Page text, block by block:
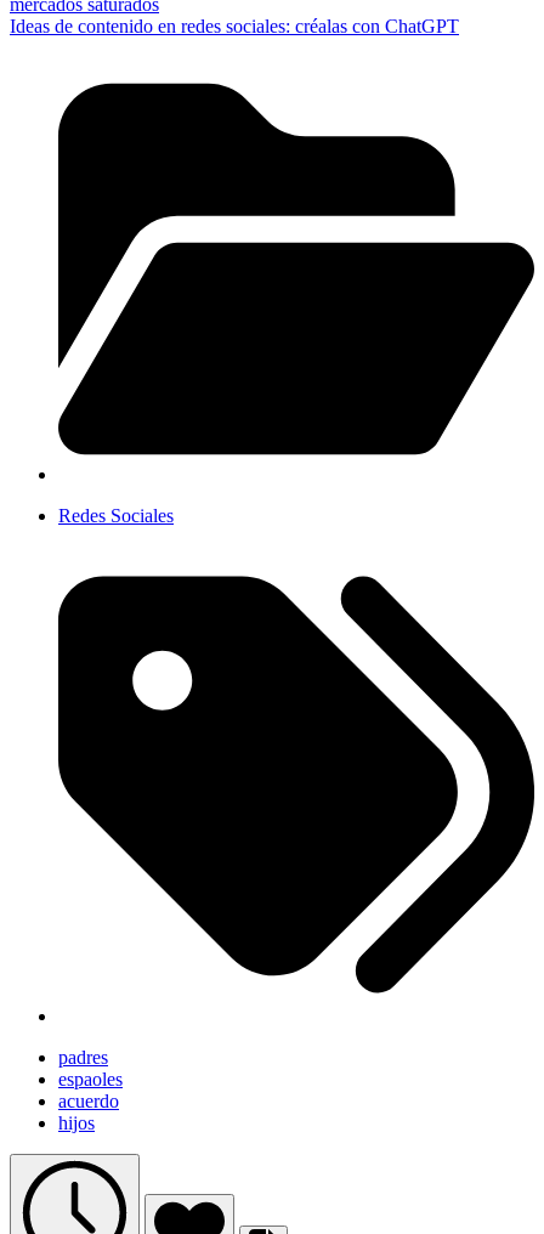
mercados saturados
Ideas de contenido en redes sociales: créalas con ChatGPT
Redes Sociales
padres
espaoles
acuerdo
hijos